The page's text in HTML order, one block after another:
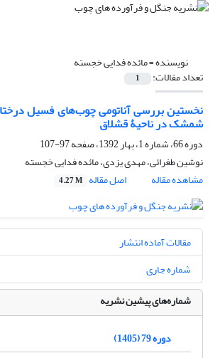
نویسنده =مائده فدایی خجسته
تعداد مقالات: 1
نخستین بررسی آناتومی چوب‌های فسیل
شمشک در ناحیۀ قشلاق
دوره 66، شماره 1، بهار 1392، صفحه
97-107
نوشین طغرائی، مهدی یزدی، مائده فدایی خجسته
مشاهده مقاله
اصل مقاله 4.27 M
مقالات آماده انتشار
شماره جاری
شماره‌های پیشین نشریه
دوره 79 (1405)